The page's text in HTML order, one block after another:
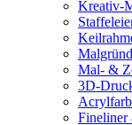
Kreativ-
Mal- &
3D-
Fineliner